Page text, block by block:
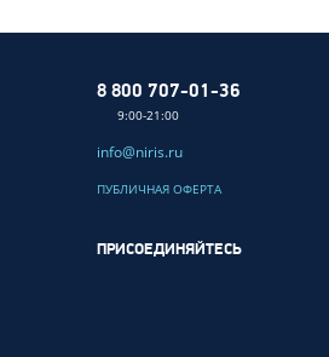
8 800 707-01-36
9:00-21:00
info@niris.ru
ПУБЛИЧНАЯ ОФЕРТА
ПРИСОЕДИНЯЙТЕСЬ